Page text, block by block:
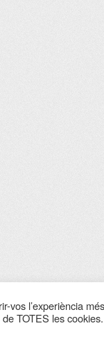
vos l’experiència
TOTES les